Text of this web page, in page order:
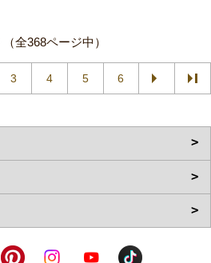
全368ページ中）
3 4 5 6